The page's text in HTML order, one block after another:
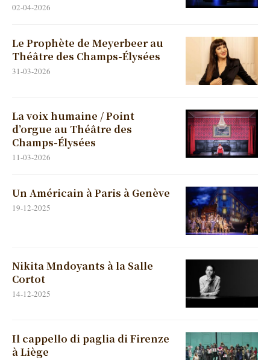
02-04-2026
Le Prophète de Meyerbeer au
Théâtre des Champs-Élysées
31-03-2026
La voix humaine / Point
d’orgue au Théâtre des
Champs-Élysées
11-03-2026
Un Américain à Paris à Genève
19-12-2025
Nikita Mndoyants à la Salle
Cortot
14-12-2025
Il cappello di paglia di Firenze
à Liège